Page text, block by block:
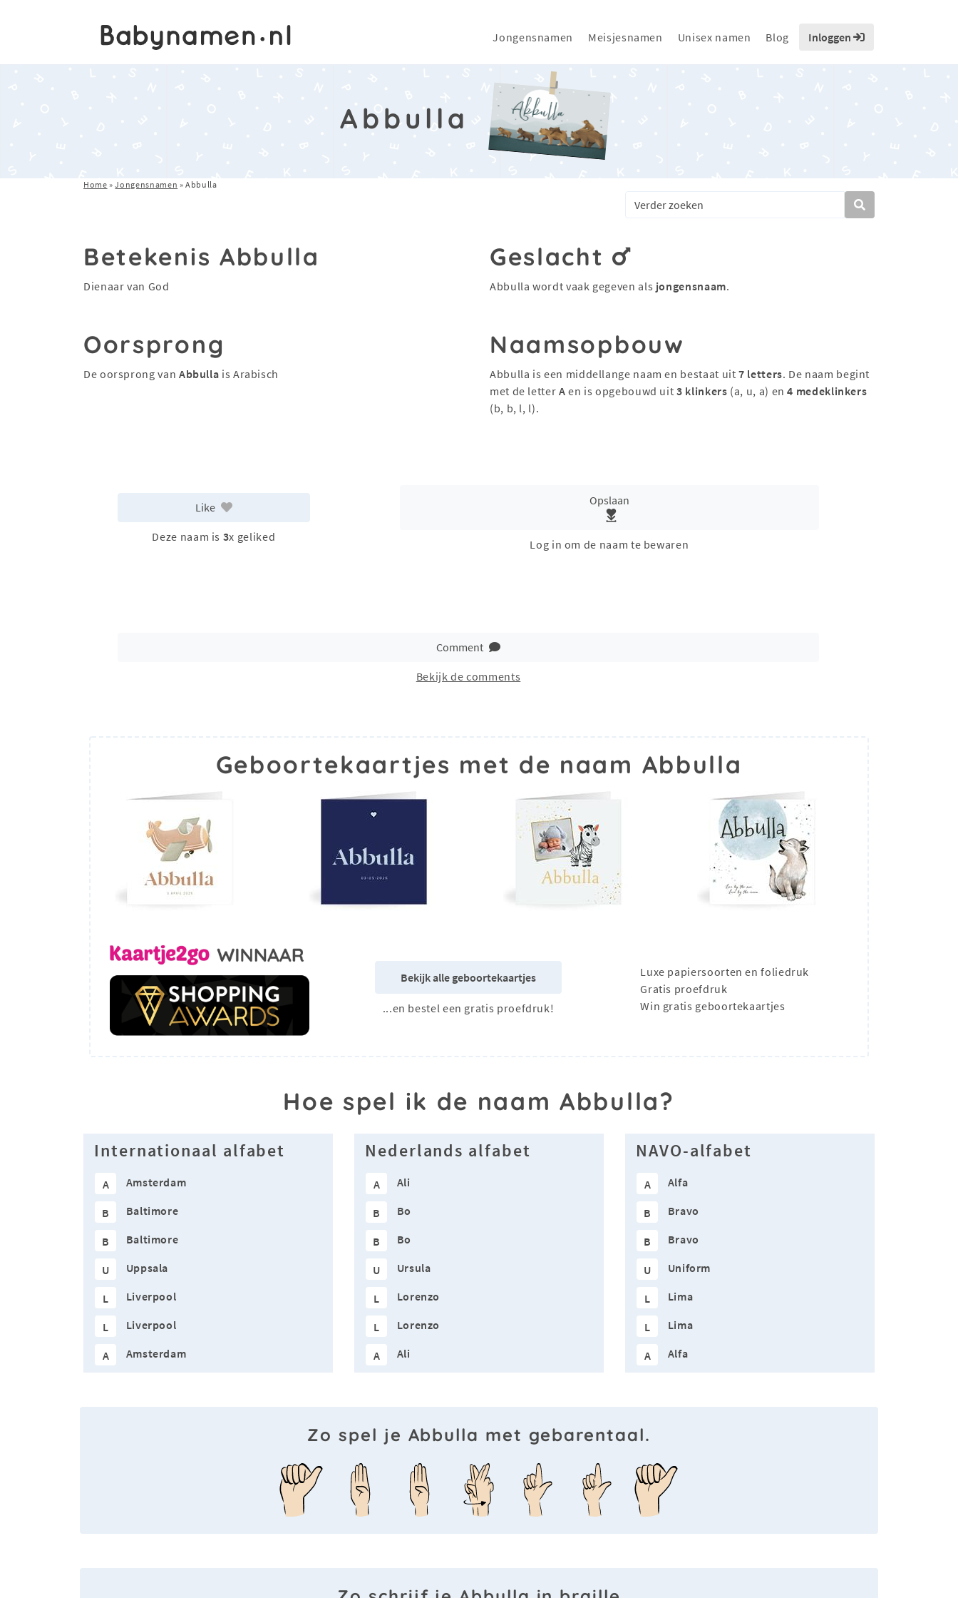
Jongensnamen Meisjesnamen Unisex namen Blog Inloggen
Abbulla
Home »Jongensnamen »Abbulla
Betekenis Abbulla
Dienaar van God
Geslacht
Abbulla wordt vaak gegeven als jongensnaam.
Oorsprong
De oorsprong van Abbulla is Arabisch
Naamsopbouw
Abbulla is een middellange naam en bestaat uit7 letters. De naam begint
met de letter A en is opgebouwd uit3 klinkers (a, u, a) en4 medeklinkers
(b, b, l, l).
Like
Deze naam is 3x geliked
Opslaan
Log in om de naam te bewaren
Comment
Bekijk de comments
Geboortekaartjes met de naam Abbulla
Bekijk alle geboortekaartjes
...en bestel een gratis proefdruk!
Luxe papiersoorten en foliedruk
Gratis proefdruk
Win gratis geboortekaartjes
Hoe spel ik de naam Abbulla?
Internationaal alfabet
A Amsterdam
B Baltimore
B Baltimore
U Uppsala
L Liverpool
L Liverpool
A Amsterdam
Nederlands alfabet
A Ali
B Bo
B Bo
U Ursula
L Lorenzo
L Lorenzo
A Ali
NAVO-alfabet
A Alfa
B Bravo
B Bravo
U Uniform
L Lima
L Lima
A Alfa
Zo spel je Abbulla met gebarentaal.